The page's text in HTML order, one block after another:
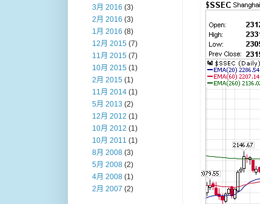
3月 2016 (3)
2月 2016 (3)
1月 2016 (8)
12月 2015 (7)
11月 2015 (7)
10月 2015 (1)
2月 2015 (1)
11月 2014 (1)
5月 2013 (2)
12月 2012 (1)
10月 2012 (1)
10月 2011 (1)
8月 2008 (3)
5月 2008 (2)
4月 2008 (1)
2月 2007 (2)